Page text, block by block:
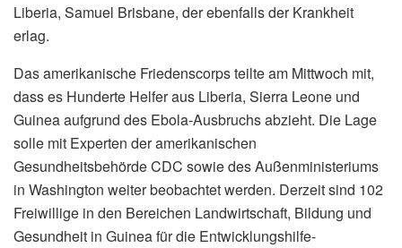
Liberia, Samuel Brisbane, der ebenfalls der Krankheit
erlag.
Das amerikanische Friedenscorps teilte am Mittwoch mit,
dass es Hunderte Helfer aus Liberia, Sierra Leone und
Guinea aufgrund des Ebola-Ausbruchs abzieht. Die Lage
solle mit Experten der amerikanischen
Gesundheitsbehörde CDC sowie des Außenministeriums
in Washington weiter beobachtet werden. Derzeit sind 102
Freiwillige in den Bereichen Landwirtschaft, Bildung und
Gesundheit in Guinea für die Entwicklungshilfe-